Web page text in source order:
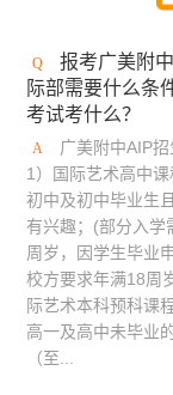
英国创意艺
蒙纳士大学
伦敦布鲁内尔
澳门理工学院
英国布莱顿大
英国邓迪大学
报考广美附
际部需要什么条
考试考什么？
广美附中AIP招
1）国际艺术高中课
初中及初中毕业生
有兴趣；(部分入学
周岁，因学生毕业
校方要求年满18周
际艺术本科预科课
高一及高中未毕业
（至...